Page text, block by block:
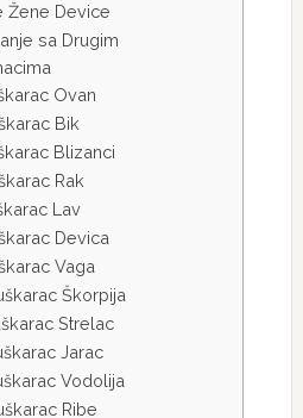
Žene Device
sa Drugim
Ovan
Bik
Blizanci
Rak
Lav
Devica
Vaga
Škorpija
Strelac
Jarac
Vodolija
Ribe